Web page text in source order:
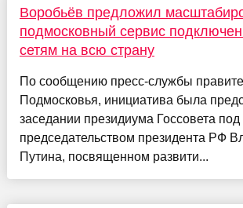
Воробьёв предложил
подмосковный сервис
сетям на всю страну
По сообщению пресс-службы
Подмосковья, инициатива была
заседании президиума Госсовета под
председательством президента РФ
Путина, посвященном развити...